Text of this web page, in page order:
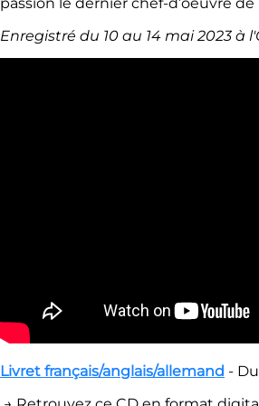
Enregistré du 10 au 14 mai 2023 à
Livret français/anglais/allemand -